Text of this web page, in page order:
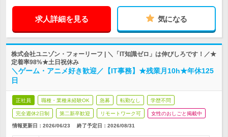
求人詳細を見る 気になる
株式会社ユニゾン・フォーリーフ | ＼「IT知識ゼロ」は伸びしろです！／★
定着率98%★土日祝休み
＼ゲーム・アニメ好き歓迎／【IT事務】★残業月10h★年休125
日
正社員 職種・業種未経験OK 急募 転勤なし 学歴不問
完全週休2日制 第二新卒歓迎 リモートワーク可 女性のおしごと掲載中
情報更新日：2026/06/23 終了予定日： 2026/08/31